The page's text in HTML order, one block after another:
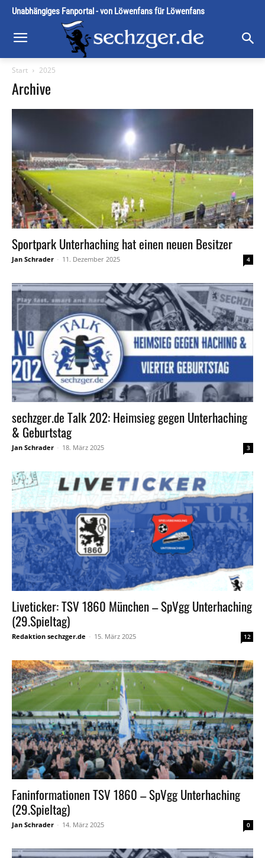
Unabhängiges Fanportal - von Löwenfans für Löwenfans
Start 2025
Archive
Sportpark Unterhaching hat einen neuen Besitzer
Jan Schrader - 11. Dezember 2025 4
sechzger.de Talk 202: Heimsieg gegen Unterhaching
& Geburtstag
Jan Schrader - 18. März 2025 3
Liveticker: TSV 1860 München – SpVgg Unterhaching
(29.Spieltag)
Redaktion sechzger.de - 15. März 2025 12
Faninformationen TSV 1860 – SpVgg Unterhaching
(29.Spieltag)
Jan Schrader - 14. März 2025 0